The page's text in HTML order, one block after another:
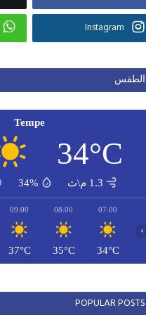
Instagram
الطقس
Tempe
34°C
1.3 م\ث 34%
07:00
34°C
08:00
35°C
09:00
37°C
›
POPULAR POSTS